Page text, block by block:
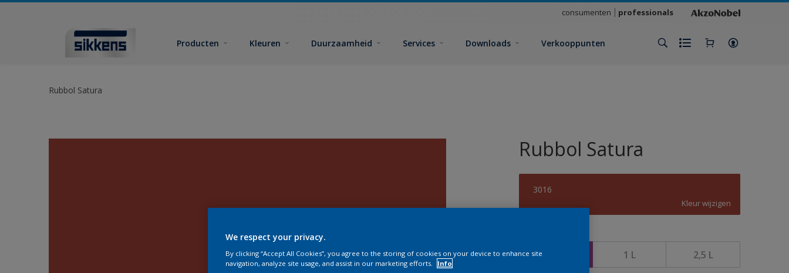
consumenten professionals
Producten Kleuren Duurzaamheid Services Downloads Verkooppunten
Rubbol Satura
Rubbol Satura
3016
Kleur wijzigen
500 ML 1 L 2,5 L
We respect your privacy.
By clicking “Accept All Cookies”, you agree to the storing of cookies on your device to enhance site
navigation, analyze site usage, and assist in our marketing efforts.
Info